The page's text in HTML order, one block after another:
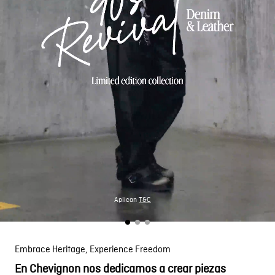
Aplican T&C
Embrace Heritage, Experience Freedom
En Chevignon nos dedicamos a crear piezas